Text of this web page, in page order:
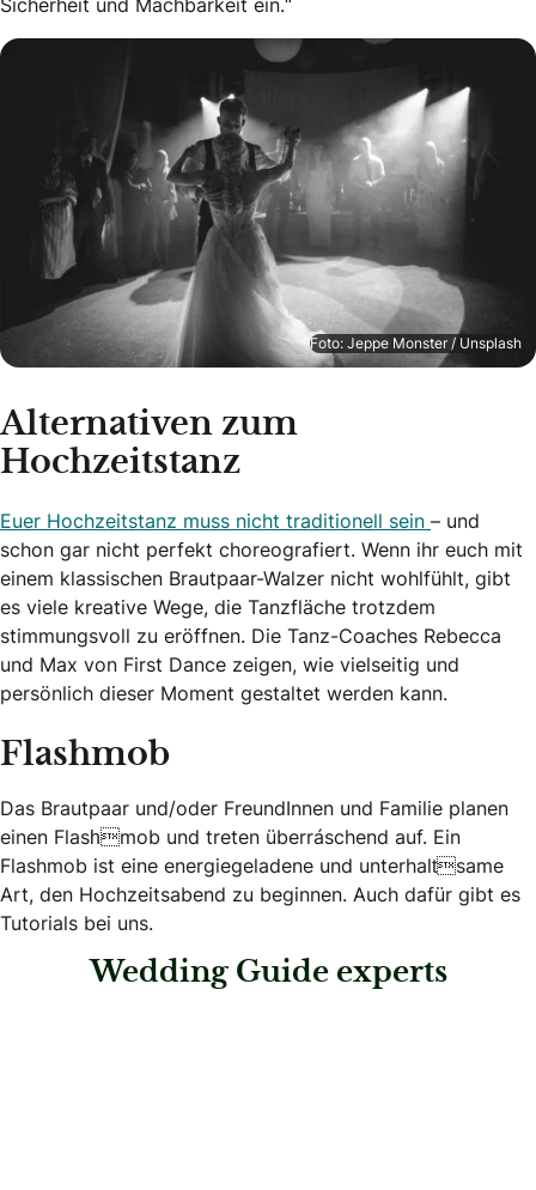
Foto: Jeppe Monster / Unsplash
Alternativen zum
Hochzeitstanz
Euer Hochzeitstanz muss nicht traditionell sein – und
schon gar nicht perfekt choreografiert. Wenn ihr euch mit
einem klassischen Brautpaar-Walzer nicht wohlfühlt, gibt
es viele kreative Wege, die Tanzfläche trotzdem
stimmungsvoll zu eröffnen. Die Tanz-Coaches Rebecca
und Max von First Dance zeigen, wie vielseitig und
persönlich dieser Moment gestaltet werden kann.
Flashmob
Das Brautpaar und/oder FreundInnen und Familie planen
einen Flashmob und treten überraschend auf. Ein
Flashmob ist eine energiegeladene und unterhaltsame
Art, den Hochzeitsabend zu beginnen. Auch dafür gibt es
Tutorials bei uns.
Wedding Guide experts